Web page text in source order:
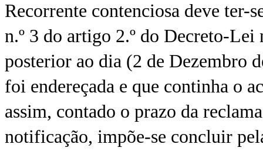
Recorrente contenciosa deve
n.º 3 do artigo 2.º do Decreto-
posterior ao dia (2 de Dezembro
foi endereçada e que continha o
assim, contado o prazo da
notificação, impõe-se concluir